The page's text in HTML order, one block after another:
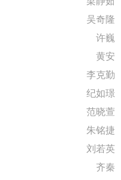
吴奇隆
许巍
黄安
李克勤
纪如璟
范晓萱
朱铭捷
刘若英
齐秦